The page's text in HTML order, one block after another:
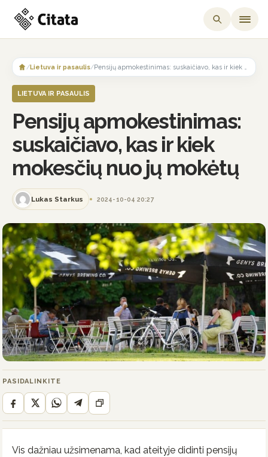
content
/Lietuva ir pasaulis/
LIETUVA IR PASAULIS
Pensijų apmokestinimas:
suskaičiavo, kas ir kiek
mokesčių nuo jų mokėtų
Lukas Starkus 2024-10-04 20:27
PASIDALINKITE
Vis dažniau užsimenama, kad ateityje didinti pensijų